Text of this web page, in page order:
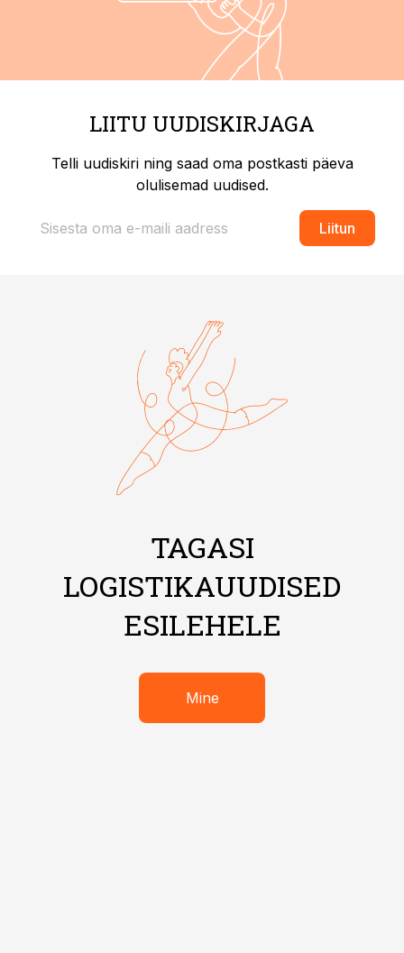
LIITU UUDISKIRJAGA
Telli uudiskiri ning saad oma postkasti päeva
olulisemad uudised.
Liitun
TAGASI
LOGISTIKAUUDISED
ESILEHELE
Mine